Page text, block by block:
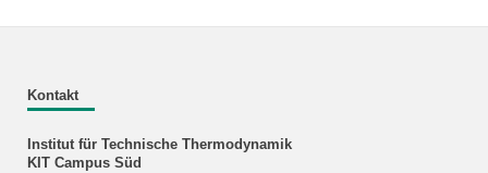
Kontakt
Institut für Technische Thermodynamik
KIT Campus Süd